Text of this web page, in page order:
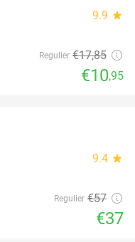
9.9 star
Regulier €17,85
€10,95
9.4 star
Regulier €57
€37